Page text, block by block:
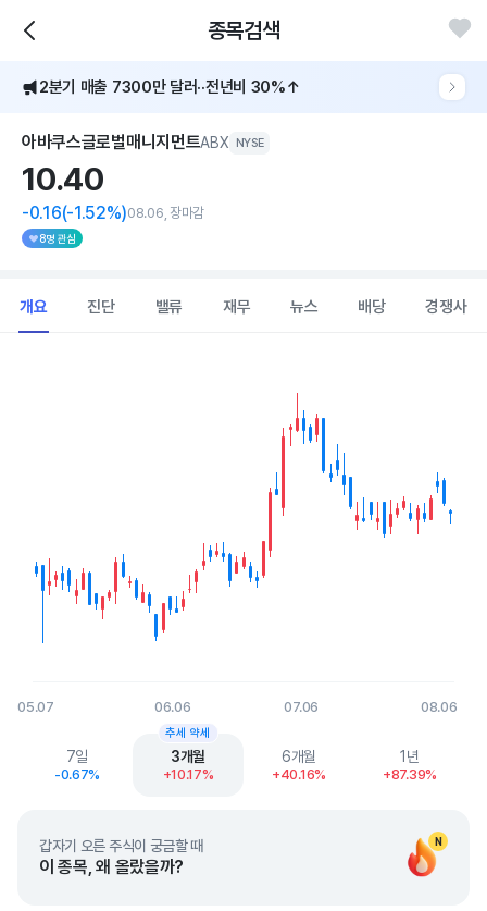
종목검색
2분기 매출 7300만 달러··전년비 30%↑
아바쿠스글로벌매니지먼트ABX NYSE
10.40
-0.16(-1.52%)08.06, 장마감
8명 관심
개요 진단 밸류 재무 뉴스 배당 경쟁사
The chart has 1 X axis displaying Time. Data ranges from
The chart has 1 Y axis displaying values. Data ranges from 8.18
05.07 06.06 07.06 08.06
End of interactive chart.
7일
-0.67%
3개월
+10.17%
추세 약세
6개월
+40.16%
1년
+87.39%
N
갑자기 오른 주식이 궁금할 때
이 종목, 왜 올랐을까?